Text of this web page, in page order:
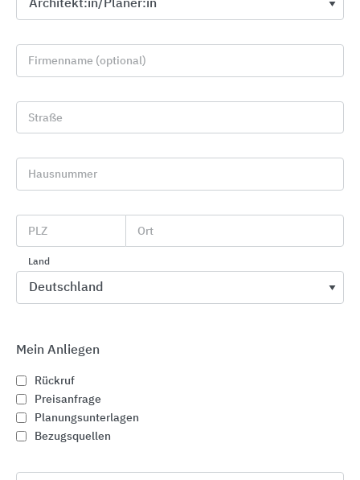
Unterflur-Systeme
OBO Bettermann
Firmenname (optional)
Straße
Hausnummer
PLZ Ort
Land
Mein Anliegen
Rückruf
Preisanfrage
Planungsunterlagen
Bezugsquellen